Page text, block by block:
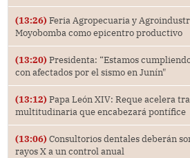
(13:26) Feria Agropecuaria y
Moyobomba como epicentro productivo
(13:20) Presidenta: “Estamos
con afectados por el sismo en Junín"
(13:12) Papa León XIV: Reque acelera
multitudinaria que encabezará pontífice
(13:06) Consultorios dentales deberán
rayos X a un control anual